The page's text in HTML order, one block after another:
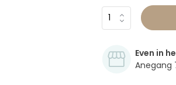
Even in
Anegang